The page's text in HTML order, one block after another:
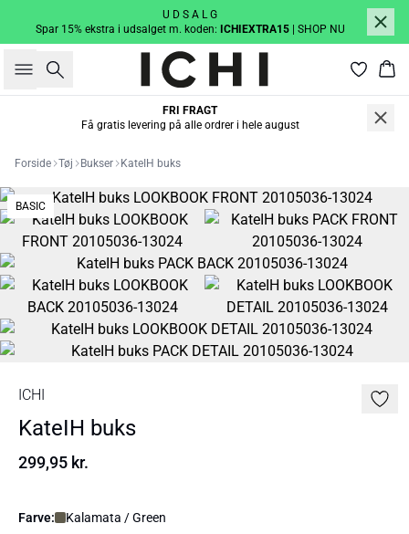
U D S A L G
Spar 15% ekstra i udsalget m. koden: ICHIEXTRA15| SHOP NU
Søg
FRI FRAGT
Få gratis levering på alle ordrer i hele august
Forside Tøj Bukser KateIH buks
BASIC
ICHI
KateIH buks
299,95 kr.
Farve: Kalamata / Green